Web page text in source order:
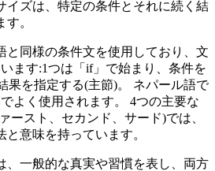
イズは、特定の条件とそれに続く結
。
と同様の条件文を使用しており、文
ます:1つは「if」で始まり、条件を
果を指定する(主節)。 ネパール語で
よく使用されます。 4つの主要な
ースト、セカンド、サード)では、
意味を持っています。
、一般的な真実や習慣を表し、両方